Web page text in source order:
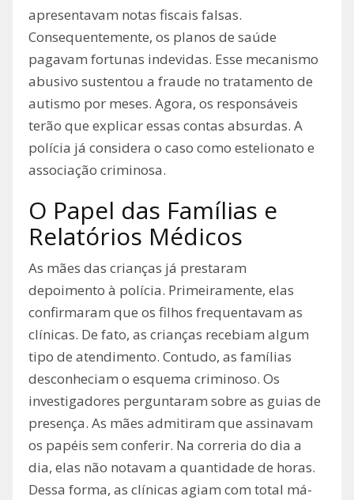
apresentavam notas fiscais falsas.
Consequentemente, os planos de saúde
pagavam fortunas indevidas. Esse mecanismo
abusivo sustentou a fraude no tratamento de
autismo por meses. Agora, os responsáveis
terão que explicar essas contas absurdas. A
polícia já considera o caso como estelionato e
associação criminosa.
O Papel das Famílias e
Relatórios Médicos
As mães das crianças já prestaram
depoimento à polícia. Primeiramente, elas
confirmaram que os filhos frequentavam as
clínicas. De fato, as crianças recebiam algum
tipo de atendimento. Contudo, as famílias
desconheciam o esquema criminoso. Os
investigadores perguntaram sobre as guias de
presença. As mães admitiram que assinavam
os papéis sem conferir. Na correria do dia a
dia, elas não notavam a quantidade de horas.
Dessa forma, as clínicas agiam com total má-